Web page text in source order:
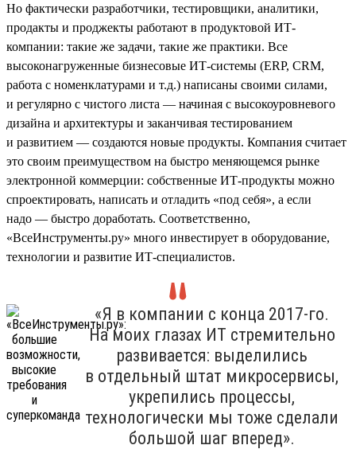
Но фактически разработчики, тестировщики, аналитики,
продакты и проджекты работают в продуктовой ИТ-
компании: такие же задачи, такие же практики. Все
высоконагруженные бизнесовые ИТ-системы (ERP, CRM,
работа с номенклатурами и т.д.) написаны своими силами,
и регулярно с чистого листа — начиная с высокоуровневого
дизайна и архитектуры и заканчивая тестированием
и развитием — создаются новые продукты. Компания считает
это своим преимуществом на быстро меняющемся рынке
электронной коммерции: собственные ИТ-продукты можно
спроектировать, написать и отладить «под себя», а если
надо — быстро доработать. Соответственно,
«ВсеИнструменты.ру» много инвестирует в оборудование,
технологии и развитие ИТ-специалистов.
«Я в компании с конца 2017-го.
На моих глазах ИТ стремительно
развивается: выделились
в отдельный штат микросервисы,
укрепились процессы,
технологически мы тоже сделали
большой шаг вперед».